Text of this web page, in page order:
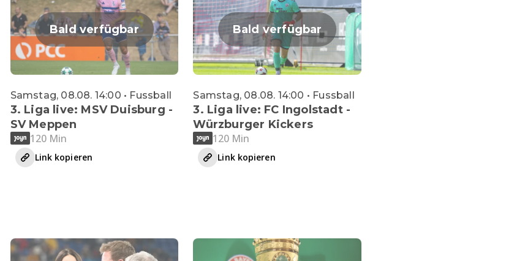
Bald verfügbar
Samstag, 08.08. 14:00 • Fussball
3. Liga live: MSV Duisburg -
SV Meppen
120 Min
Link kopieren
Bald verfügbar
Samstag, 08.08. 14:00 • Fussball
3. Liga live: FC Ingolstadt -
Würzburger Kickers
120 Min
Link kopieren